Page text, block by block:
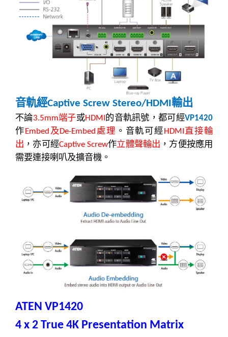
音軌經Captive Screw Stereo/HDMI 輸出
不論3.5mm端子或HDMI 的音軌訊號，都可經VP1420
作 Embed 及 De-Embed 處理 。音軌可經 HDMI 直接輸
出 ，亦可經Captive Screw作立體聲輸出 ，方便按應用
需要連接喇叭及擴音機。
ATEN VP1420
4 x 2 True 4K Presentation Matrix